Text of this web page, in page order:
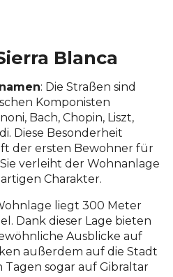
Blanca
: Die Straßen sind
Komponisten
Bach, Chopin, Liszt,
Diese Besonderheit
der ersten Bewohner für
verleiht der Wohnanlage
Charakter.
liegt 300 Meter
Dank dieser Lage bieten
Ausblicke auf
außerdem auf die Stadt
sogar auf Gibraltar